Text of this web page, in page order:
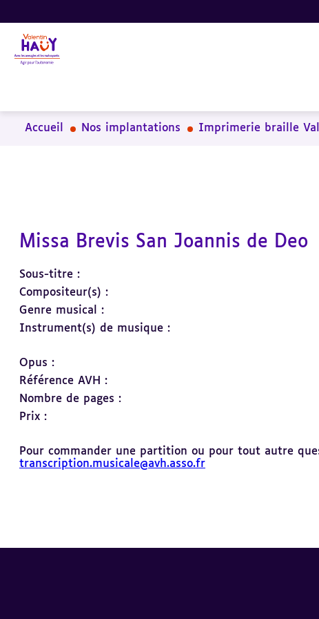
Aller
au
contenu
principal
Aller
au
pied
de
Aller
à
la
recherche
Accueil Nos implantations Imprimerie braille
Missa Brevis San Joannis de Deo
Sous-titre :
Compositeur(s) :
Genre musical :
Instrument(s) de musique :
Opus :
Référence AVH :
Nombre de pages :
Prix :
Pour commander une partition ou pour tout autre
transcription.musicale@avh.asso.fr